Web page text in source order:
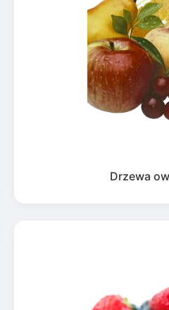
Drzewa